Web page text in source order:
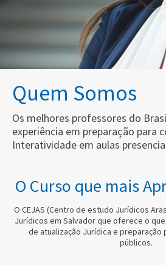
Quem Somos
Os melhores professores do
experiência em preparação para
Interatividade em aulas
O Curso que mais
O CEJAS (Centro de estudo Jurídicos
Jurídicos em Salvador que oferece o
de atualização Jurídica e preparação
públicos.